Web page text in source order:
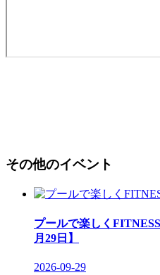
その他のイベント
プールで楽しく
月29日】
2026-09-29